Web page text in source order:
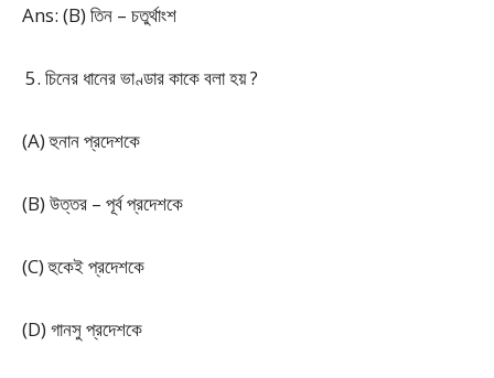
Ans: (B) তিন – চতুর্থাংশ
চিনের ধানের ভাণ্ডার কাকে বলা হয় ?
(A) হুনান প্রদেশকে
(B) উত্তর – পূর্ব প্রদেশকে
(C) হুকেই প্রদেশকে
(D) গানসু প্রদেশকে